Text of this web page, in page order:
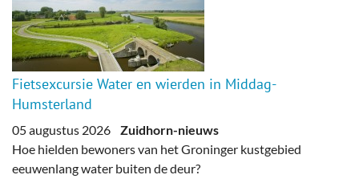
Fietsexcursie Water en wierden in Middag-
Humsterland
05 augustus 2026 Zuidhorn-nieuws
Hoe hielden bewoners van het Groninger kustgebied
eeuwenlang water buiten de deur?